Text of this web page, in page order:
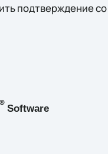
подтверждение со
® Software